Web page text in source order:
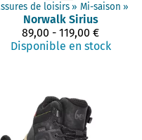
Chaussures de loisirs ‪» Mi-saison ‪»
Norwalk Sirius
89,00 - 119,00 €
Disponible en stock